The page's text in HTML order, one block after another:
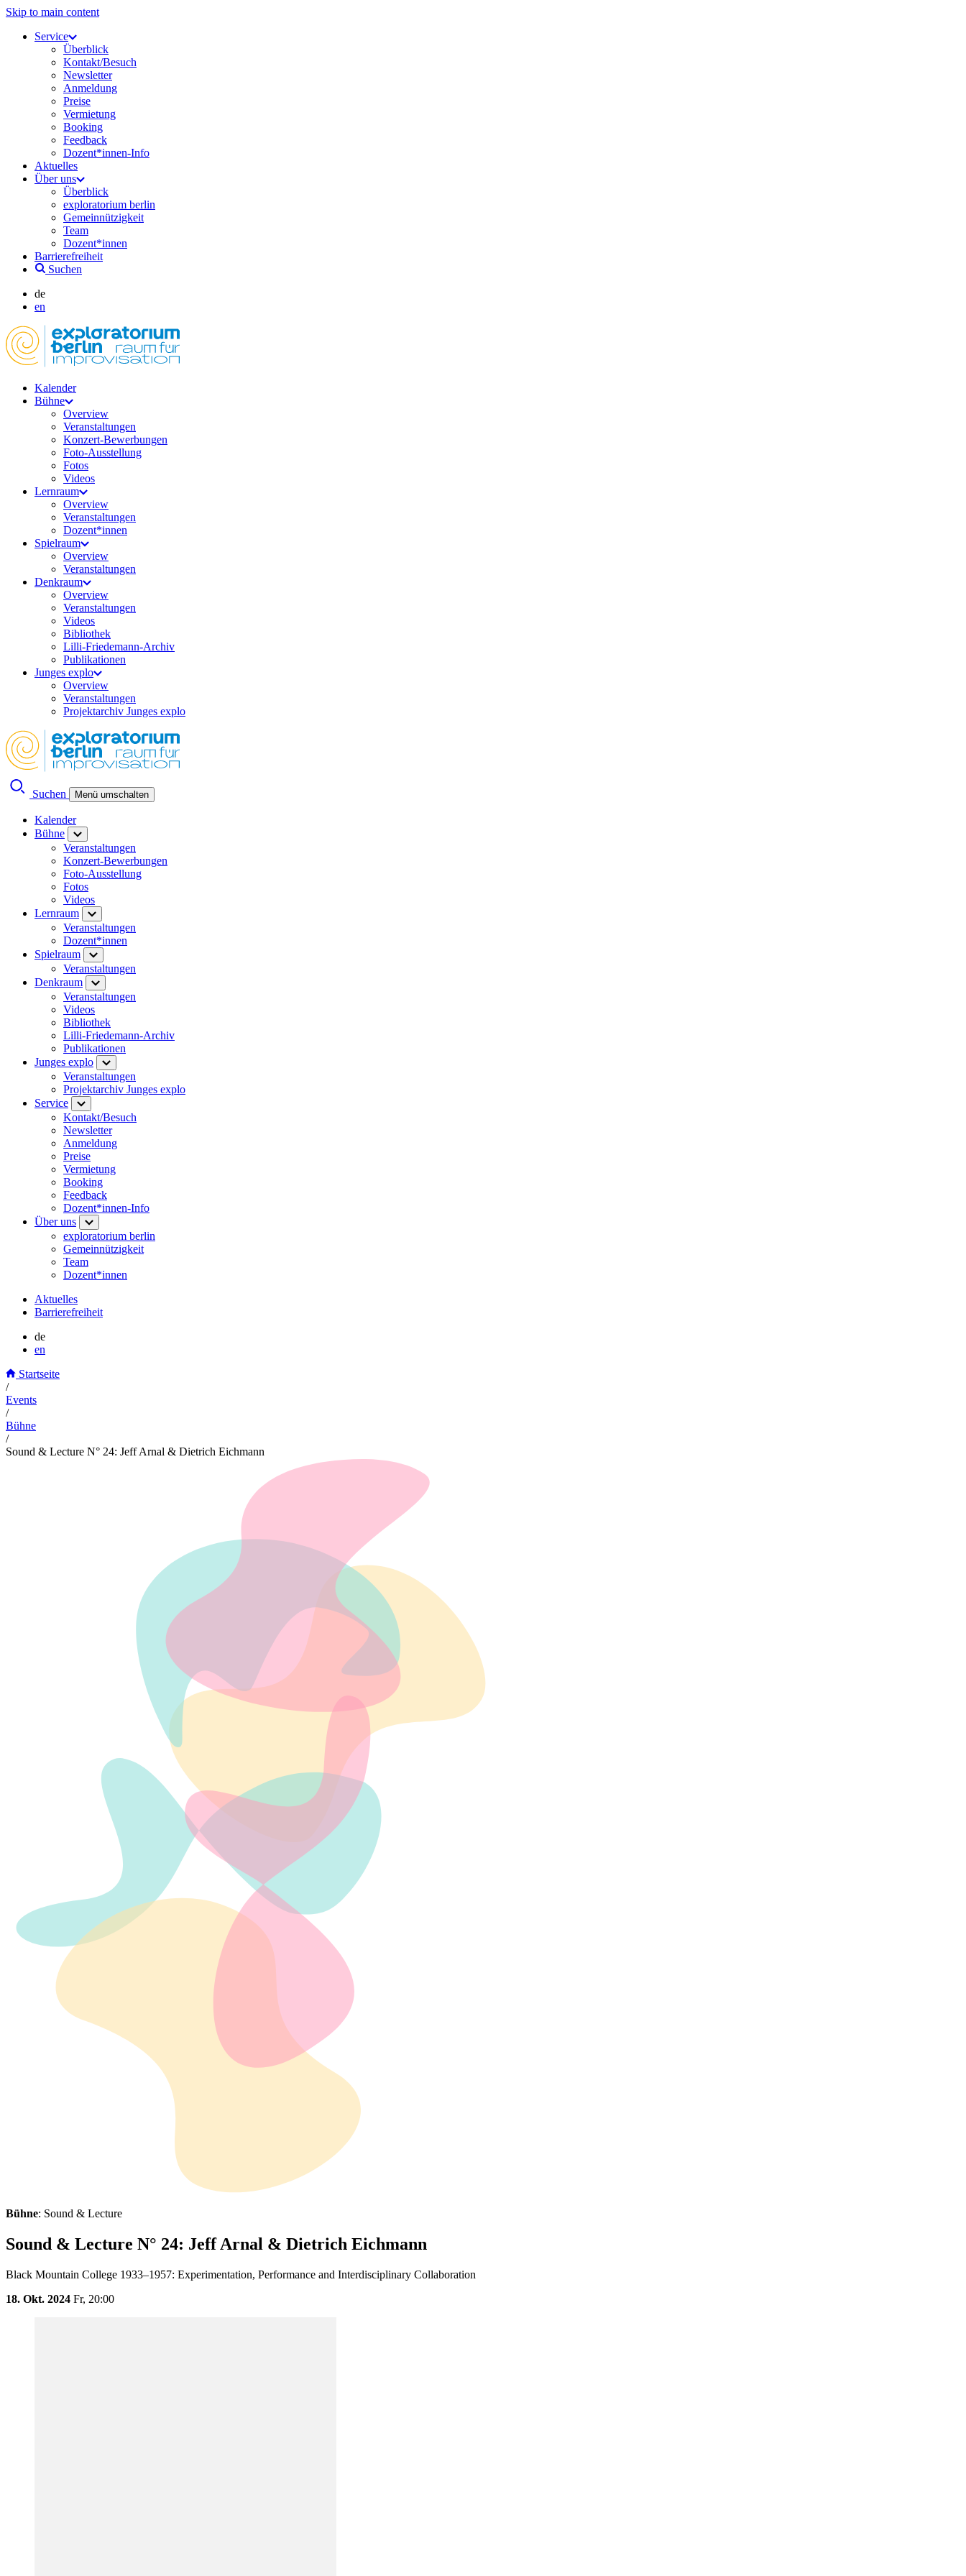
Skip to main content
Service
Überblick
Kontakt/Besuch
Newsletter
Anmeldung
Preise
Vermietung
Booking
Feedback
Dozent*innen-Info
Aktuelles
Über uns
Überblick
exploratorium berlin
Gemeinnützigkeit
Team
Dozent*innen
Barrierefreiheit
Suchen
de
en
Kalender
Bühne
Overview
Veranstaltungen
Konzert-Bewerbungen
Foto-Ausstellung
Fotos
Videos
Lernraum
Overview
Veranstaltungen
Dozent*innen
Spielraum
Overview
Veranstaltungen
Denkraum
Overview
Veranstaltungen
Videos
Bibliothek
Lilli-Friedemann-Archiv
Publikationen
Junges explo
Overview
Veranstaltungen
Projektarchiv Junges explo
Suchen Menü umschalten
Kalender
Bühne
Veranstaltungen
Konzert-Bewerbungen
Foto-Ausstellung
Fotos
Videos
Lernraum
Veranstaltungen
Dozent*innen
Spielraum
Veranstaltungen
Denkraum
Veranstaltungen
Videos
Bibliothek
Lilli-Friedemann-Archiv
Publikationen
Junges explo
Veranstaltungen
Projektarchiv Junges explo
Service
Kontakt/Besuch
Newsletter
Anmeldung
Preise
Vermietung
Booking
Feedback
Dozent*innen-Info
Über uns
exploratorium berlin
Gemeinnützigkeit
Team
Dozent*innen
Aktuelles
Barrierefreiheit
de
en
Startseite
/
Events
/
Bühne
/
Sound & Lecture N° 24: Jeff Arnal & Dietrich Eichmann
Bühne: Sound & Lecture
Sound & Lecture N° 24: Jeff Arnal & Dietrich Eichmann
Black Mountain College 1933–1957: Experimentation, Performance and Interdisciplinary Collaboration
18. Okt. 2024 Fr, 20:00